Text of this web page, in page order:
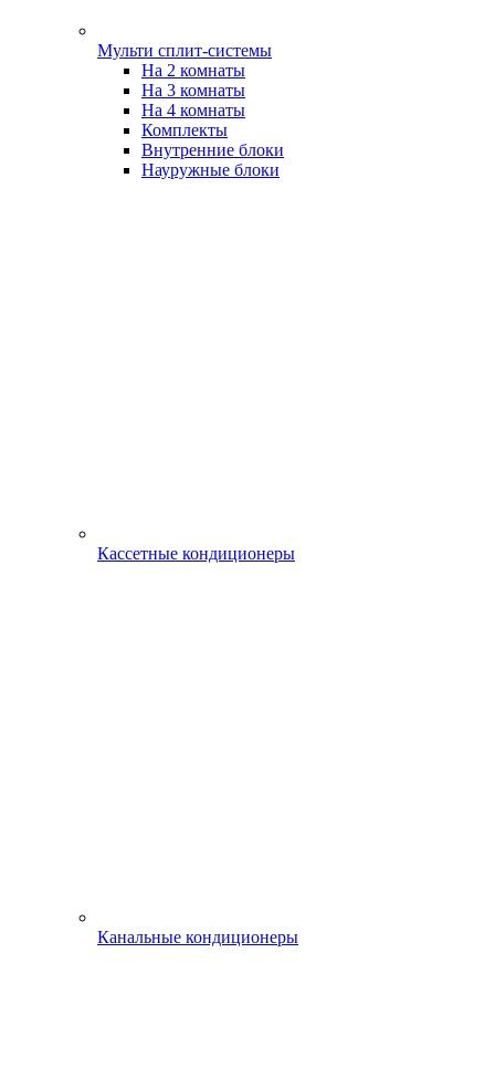
Мульти сплит-системы
На 2 комнаты
На 3 комнаты
На 4 комнаты
Комплекты
Внутренние блоки
Науружные блоки
Кассетные кондиционеры
Канальные кондиционеры